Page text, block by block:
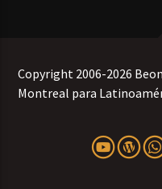
Copyright 2006-2026
Montreal para